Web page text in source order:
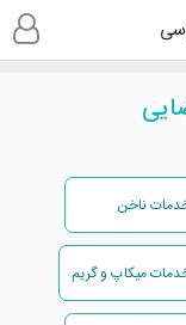
ناخن
میکاپ و گریم